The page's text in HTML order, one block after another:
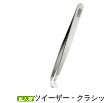
ツイーザー・クラシッ